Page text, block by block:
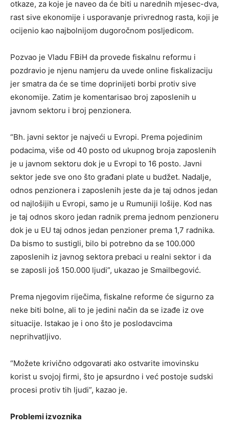
otkaze, za koje je naveo da će biti u narednih mjesec-dva,
rast sive ekonomije i usporavanje privrednog rasta, koji je
ocijenio kao najbolnijom dugoročnom posljedicom.
Pozvao je Vladu FBiH da provede fiskalnu reformu i
pozdravio je njenu namjeru da uvede online fiskalizaciju
jer smatra da će se time doprinijeti borbi protiv sive
ekonomije. Zatim je komentarisao broj zaposlenih u
javnom sektoru i broj penzionera.
“Bh. javni sektor je najveći u Evropi. Prema pojedinim
podacima, više od 40 posto od ukupnog broja zaposlenih
je u javnom sektoru dok je u Evropi to 16 posto. Javni
sektor jede sve ono što građani plate u budžet. Nadalje,
odnos penzionera i zaposlenih jeste da je taj odnos jedan
od najlošijih u Evropi, samo je u Rumuniji lošije. Kod nas
je taj odnos skoro jedan radnik prema jednom penzioneru
dok je u EU taj odnos jedan penzioner prema 1,7 radnika.
Da bismo to sustigli, bilo bi potrebno da se 100.000
zaposlenih iz javnog sektora prebaci u realni sektor i da
se zaposli još 150.000 ljudi”, ukazao je Smailbegović.
Prema njegovim riječima, fiskalne reforme će sigurno za
neke biti bolne, ali to je jedini način da se izađe iz ove
situacije. Istakao je i ono što je poslodavcima
neprihvatljivo.
“Možete krivično odgovarati ako ostvarite imovinsku
korist u svojoj firmi, što je apsurdno i već postoje sudski
procesi protiv tih ljudi”, kazao je.
Problemi izvoznika